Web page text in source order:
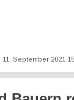
September 2021